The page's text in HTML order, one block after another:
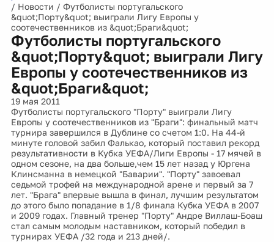
/ Новости / Футболисты португальского
&quot;Порту&quot; выиграли Лигу Европы у
соотечественников из &quot;Браги&quot;
Футболисты португальского
&quot;Порту&quot; выиграли Лигу
Европы у соотечественников из
&quot;Браги&quot;
19 мая 2011
Футболисты португальского "Порту" выиграли Лигу
Европы у соотечественников из "Браги": финальный матч
турнира завершился в Дублине со счетом 1:0. На 44-й
минуте головой забил Фалькао, который поставил рекорд
результативности в Кубка УЕФА/Лиги Европы - 17 мячей в
одном сезоне, на два больше,чем 15 лет назад у Юргена
Клинсманна в немецкой "Баварии". "Порту" завоевал
седьмой трофей на международной арене и первый за 7
лет. "Брага" впервые вышла в финал, лучшим результатом
до этого было попадание в 1/8 финала Кубка УЕФА в 2007
и 2009 годах. Главный тренер "Порту" Андре Виллаш-Боаш
стал самым молодым наставником, который победил в
турнирах УЕФА /32 года и 213 дней/.